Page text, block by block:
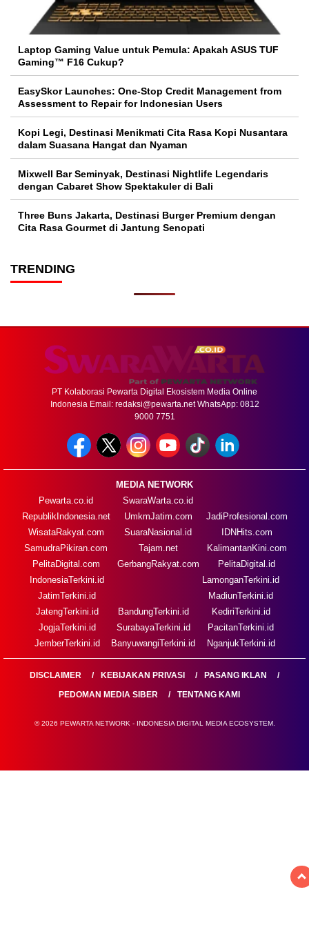
Laptop Gaming Value untuk Pemula: Apakah ASUS TUF
Gaming™ F16 Cukup?
EasySkor Launches: One-Stop Credit Management from
Assessment to Repair for Indonesian Users
Kopi Legi, Destinasi Menikmati Cita Rasa Kopi Nusantara
dalam Suasana Hangat dan Nyaman
Mixwell Bar Seminyak, Destinasi Nightlife Legendaris
dengan Cabaret Show Spektakuler di Bali
Three Buns Jakarta, Destinasi Burger Premium dengan
Cita Rasa Gourmet di Jantung Senopati
TRENDING
PT Kolaborasi Pewarta Digital Ekosistem Media Online
Indonesia Email: redaksi@pewarta.netWhatsApp: 0812
9000 7751
MEDIA NETWORK
Pewarta.co.id
RepublikIndonesia.net
WisataRakyat.com
SamudraPikiran.com
PelitaDigital.com
SwaraWarta.co.id
UmkmJatim.com
SuaraNasional.id
Tajam.net
GerbangRakyat.com
JadiProfesional.com
IDNHits.com
KalimantanKini.com
PelitaDigital.id
IndonesiaTerkini.id
JatimTerkini.id
JatengTerkini.id
JogjaTerkini.id
JemberTerkini.id
BandungTerkini.id
SurabayaTerkini.id
BanyuwangiTerkini.id
LamonganTerkini.id
MadiunTerkini.id
KediriTerkini.id
PacitanTerkini.id
NganjukTerkini.id
DISCLAIMER KEBIJAKAN PRIVASI
PASANG IKLAN
PEDOMAN MEDIA SIBER
TENTANG KAMI
© 2026 PEWARTA NETWORK - INDONESIA DIGITAL MEDIA ECOSYSTEM.